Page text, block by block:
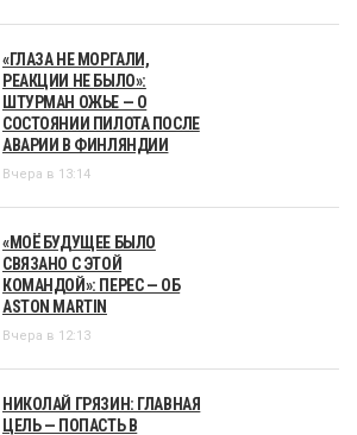
«ГЛАЗА НЕ МОРГАЛИ,
РЕАКЦИИ НЕ БЫЛО»:
ШТУРМАН ОЖЬЕ — О
СОСТОЯНИИ ПИЛОТА ПОСЛЕ
АВАРИИ В ФИНЛЯНДИИ
Вчера в 13:14
«МОЁ БУДУЩЕЕ БЫЛО
СВЯЗАНО С ЭТОЙ
КОМАНДОЙ»: ПЕРЕС — ОБ
ASTON MARTIN
Вчера в 12:13
НИКОЛАЙ ГРЯЗИН: ГЛАВНАЯ
ЦЕЛЬ — ПОПАСТЬ В